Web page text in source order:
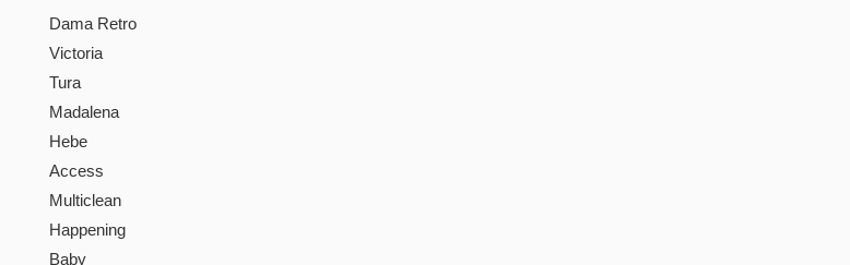
Dama Retro
Victoria
Tura
Madalena
Hebe
Access
Multiclean
Happening
Baby